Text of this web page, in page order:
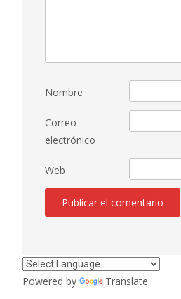
Nombre
Correo
electrónico
Web
Powered by Translate